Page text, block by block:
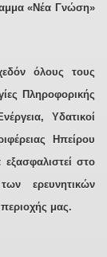
«Νέα Γνώση»
όλους τους
Πληροφορικής
Υδατικοί
Ηπείρου
στο
ερευνητικών
μας.